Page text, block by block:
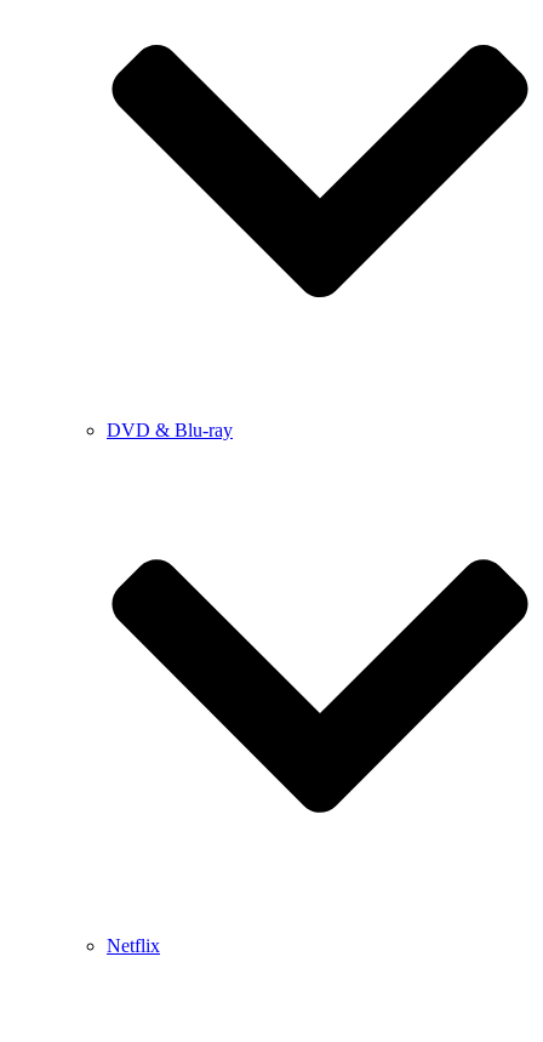
DVD & Blu-ray
Netflix